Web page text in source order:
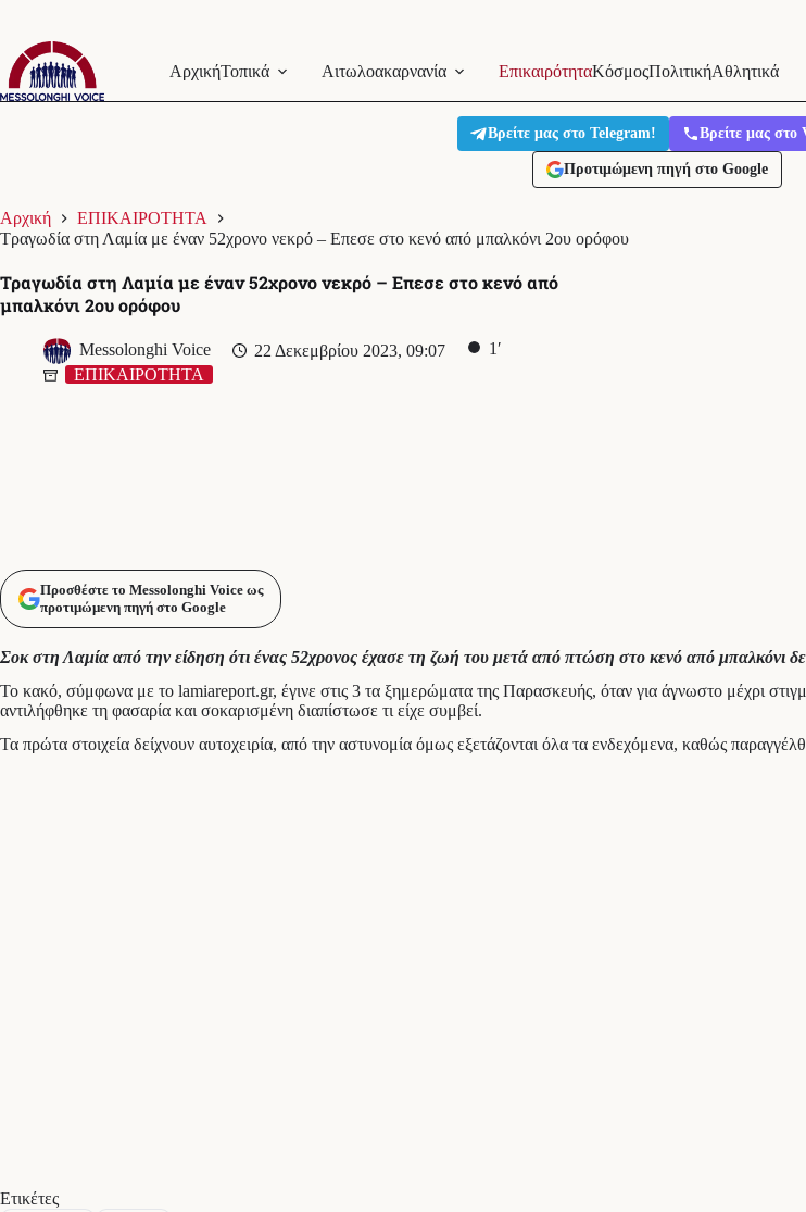
Μετάβαση
στο
περιεχόμενο
ΑρχικήΤοπικά Αιτωλοακαρνανία ΕπικαιρότηταΚόσμοςΠολιτικήΑθλητικά
Βρείτε μας στο Telegram! Βρείτε μας στο
Προτιμώμενη πηγή στο Google
Αρχική
ΕΠΙΚΑΙΡΟΤΗΤΑ
Τραγωδία στη Λαμία με έναν 52χρονο νεκρό – Επεσε στο κενό από μπαλκόνι 2ου ορόφου
Τραγωδία στη Λαμία με έναν 52χρονο νεκρό – Επεσε στο κενό από
μπαλκόνι 2ου ορόφου
Messolonghi Voice 22 Δεκεμβρίου 2023, 09:07
1′
ΕΠΙΚΑΙΡΟΤΗΤΑ
Προσθέστε το Messolonghi Voice ως
προτιμώμενη πηγή στο Google
Σοκ στη Λαμία από την είδηση ότι ένας 52χρονος έχασε τη ζωή του μετά από πτώση στο κενό από μπαλκόνι
Το κακό, σύμφωνα με το lamiareport.gr, έγινε στις 3 τα ξημερώματα της Παρασκευής, όταν για άγνωστο μέχρι
αντιλήφθηκε τη φασαρία και σοκαρισμένη διαπίστωσε τι είχε συμβεί.
Τα πρώτα στοιχεία δείχνουν αυτοχειρία, από την αστυνομία όμως εξετάζονται όλα τα ενδεχόμενα, καθώς
Ετικέτες